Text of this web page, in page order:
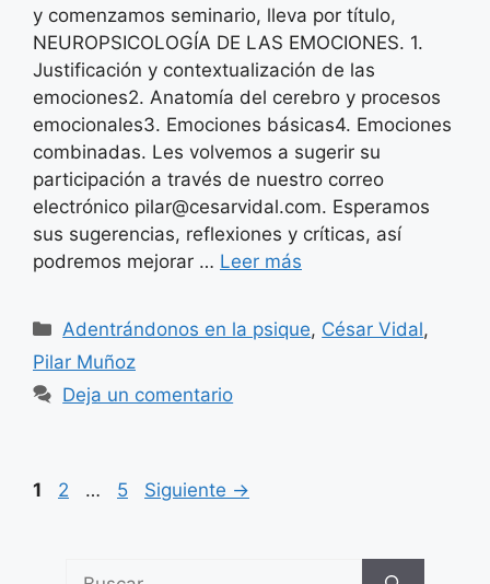
y comenzamos seminario, lleva por título,
NEUROPSICOLOGÍA DE LAS EMOCIONES. 1.
Justificación y contextualización de las
emociones2. Anatomía del cerebro y procesos
emocionales3. Emociones básicas4. Emociones
combinadas. Les volvemos a sugerir su
participación a través de nuestro correo
electrónico pilar@cesarvidal.com. Esperamos
sus sugerencias, reflexiones y críticas, así
podremos mejorar … Leer más
Categorías
Adentrándonos en la psique, César Vidal,
Pilar Muñoz
Deja un comentario
Página
1 Página
2 … Página
5 Siguiente →